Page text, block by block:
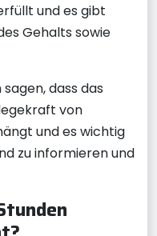
und es gibt
Gehalts sowie
dass das
von
und es wichtig
zu informieren und